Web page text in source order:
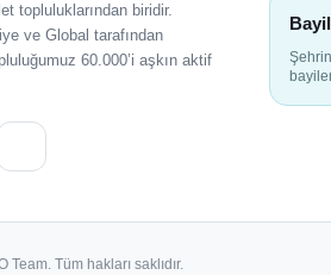
topluluklarından biridir.
ve Global tarafından
60.000’i aşkın aktif
Team. Tüm hakları saklıdır.